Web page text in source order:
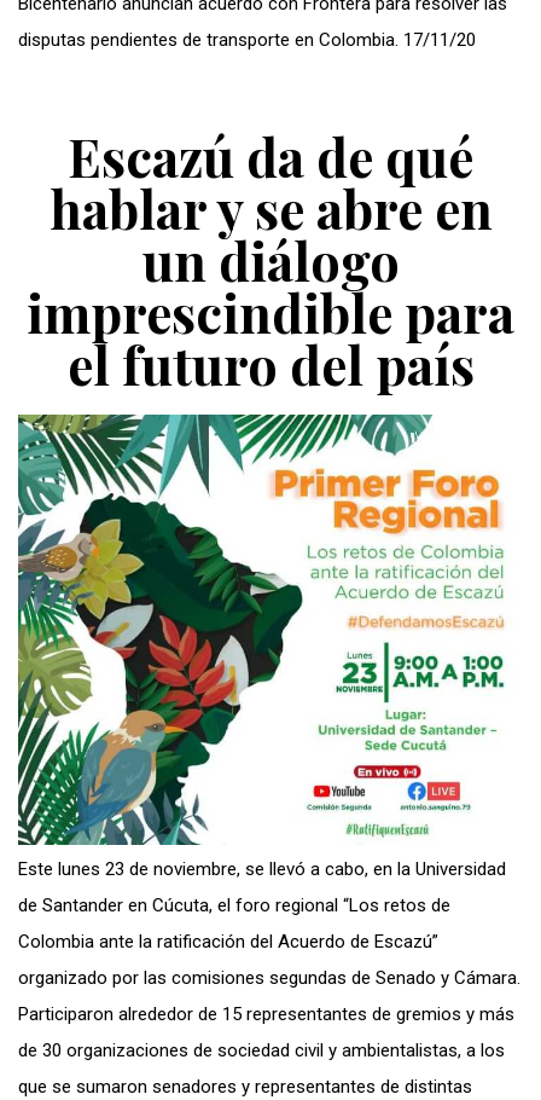
disputas pendientes de transporte en Colombia. 17/11/20
Escazú da de qué
hablar y se abre en
un diálogo
imprescindible para
el futuro del país
Este lunes 23 de noviembre, se llevó a cabo, en la Universidad
de Santander en Cúcuta, el foro regional “Los retos de
Colombia ante la ratificación del Acuerdo de Escazú”
organizado por las comisiones segundas de Senado y Cámara.
Participaron alrededor de 15 representantes de gremios y más
de 30 organizaciones de sociedad civil y ambientalistas, a los
que se sumaron senadores y representantes de distintas